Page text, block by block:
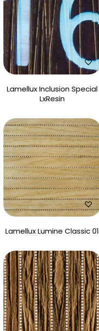
Lamellux Inclusion Special
LxResin
Lamellux Lumine Classic 01